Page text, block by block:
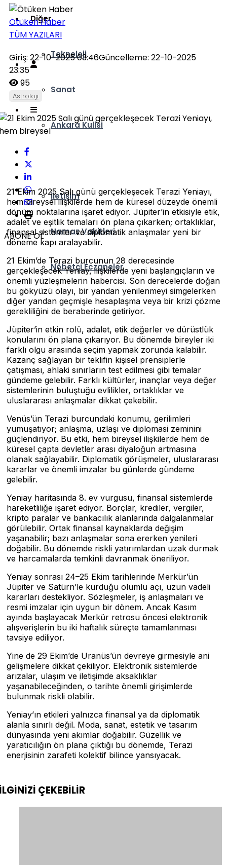
Diğer
Teknoloji
Sanat
Ankara Kulisi
İletişim
Namaz Vakitleri
Nöbetçi Eczaneler
Ötüken Haber
TÜM YAZILARI
Giriş: 22-10-2025 03:46Güncelleme: 22-10-2025
23:35
95
Astroloji
ABONE OL
21 Ekim 2025 Salı günü gerçekleşecek Terazi Yeniayı,
hem bireysel ilişkilerde hem de küresel düzeyde önemli
dönüm noktalarına işaret ediyor. Jüpiter’in etkisiyle etik,
adalet ve eşitlik temaları ön plana çıkarken; ortaklıklar,
finansal sistemler ve diplomatik anlaşmalar yeni bir
döneme kapı aralayabilir.
21 Ekim’de Terazi burcunun 28 derecesinde
gerçekleşecek Yeniay, ilişkilerde yeni başlangıçların ve
önemli yüzleşmelerin habercisi. Son derecelerde doğan
bu gökyüzü olayı, bir yandan yenilenmeyi simgelerken
diğer yandan geçmişle hesaplaşma veya bir krizi çözme
gerekliliğini de beraberinde getiriyor.
Jüpiter’in etkin rolü, adalet, etik değerler ve dürüstlük
konularını ön plana çıkarıyor. Bu dönemde bireyler iki
farklı olgu arasında seçim yapmak zorunda kalabilir.
Kazanç sağlayan bir teklifin kişisel prensiplerle
çatışması, ahlaki sınırların test edilmesi gibi temalar
gündeme gelebilir. Farklı kültürler, inançlar veya değer
sistemlerinin buluştuğu evlilikler, ortaklıklar ve
uluslararası anlaşmalar dikkat çekebilir.
Venüs’ün Terazi burcundaki konumu, gerilimleri
yumuşatıyor; anlaşma, uzlaşı ve diplomasi zeminini
güçlendiriyor. Bu etki, hem bireysel ilişkilerde hem de
küresel çapta devletler arası diyaloğun artmasına
olanak sağlayabilir. Diplomatik görüşmeler, uluslararası
kararlar ve önemli imzalar bu günlerde gündeme
gelebilir.
Yeniay haritasında 8. ev vurgusu, finansal sistemlerde
hareketliliğe işaret ediyor. Borçlar, krediler, vergiler,
kripto paralar ve bankacılık alanlarında dalgalanmalar
görülebilir. Ortak finansal kaynaklarda değişim
yaşanabilir; bazı anlaşmalar sona ererken yenileri
doğabilir. Bu dönemde riskli yatırımlardan uzak durmak
ve harcamalarda temkinli davranmak öneriliyor.
Yeniay sonrası 24–25 Ekim tarihlerinde Merkür’ün
Jüpiter ve Satürn’le kurduğu olumlu açı, uzun vadeli
kararları destekliyor. Sözleşmeler, iş anlaşmaları ve
resmi imzalar için uygun bir dönem. Ancak Kasım
ayında başlayacak Merkür retrosu öncesi elektronik
alışverişlerin bu iki haftalık süreçte tamamlanması
tavsiye ediliyor.
Yine de 29 Ekim’de Uranüs’ün devreye girmesiyle ani
gelişmelere dikkat çekiliyor. Elektronik sistemlerde
arızalar, ulaşım ve iletişimde aksaklıklar
yaşanabileceğinden, o tarihte önemli girişimlerde
bulunmak riskli olabilir.
Yeniay’ın etkileri yalnızca finansal ya da diplomatik
alanla sınırlı değil. Moda, sanat, estetik ve tasarım
dünyasında yeni akımlar doğabilir. Güzellik ve
yaratıcılığın ön plana çıktığı bu dönemde, Terazi
enerjisinin zarafeti kolektif bilince yansıyacak.
ÇEKEBİLİR